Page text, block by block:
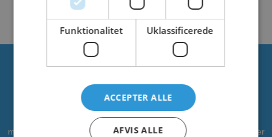
Kjell Parmborn Updated 26. oktober 2021
Om os
CADO er en professionel leverandør af vandleg, legepladser og
meget mere. Vi har leveret vandleg til kommuner, zoologiske haver
Funktionalitet Uklassificerede
ACCEPTER ALLE
AFVIS ALLE